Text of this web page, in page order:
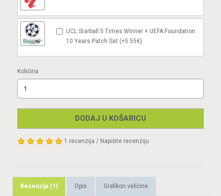
UCL Starball 5 Times Winner + UEFA Foundation
10 Years Patch Set (+5.55€)
Količina
DODAJ U KOŠARICU
1 recenzija / Napišite recenziju
Recenzija (1) Opis Grafikon veličine